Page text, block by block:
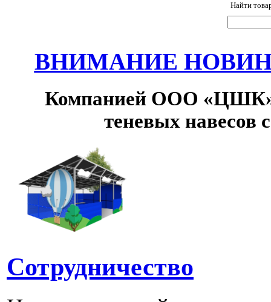
Найти
ВНИМАНИЕ
Компанией ООО «ЦШК»
теневых навесов
Сотрудничество